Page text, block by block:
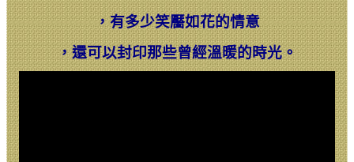
，有多少笑靨如花的情意
，還可以封印那些曾經溫暖的時光。